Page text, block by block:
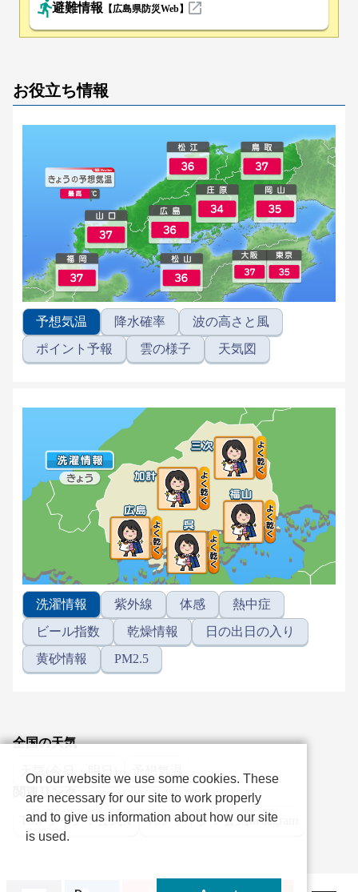
避難情報 【広島県防災Web】
お役立ち情報
予想気温 降水確率
波の高さと風
ポイント予報
雲の様子 天気図
洗濯情報 紫外線 体感
熱中症
ビール指数
乾燥情報
日の出日の入り
黄砂情報
PM2.5
全国の天気
天気(今日・明日)
関連リンク
TSS ライク！公式X TSS ライク！公式Instagram
On our website we use some cookies. These
are necessary for our site to work properly
and to give us information about how our site
is used.